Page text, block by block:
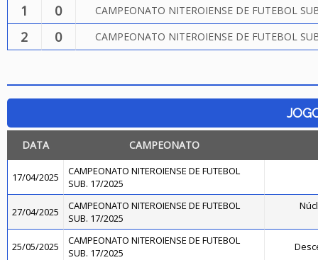
1 0 CAMPEONATO NITEROIENSE DE FUTEBOL
2 0 CAMPEONATO NITEROIENSE DE FUTEBOL
DATA CAMPEONATO
17/04/2025
CAMPEONATO NITEROIENSE DE FUTEBOL
SUB. 17/2025
27/04/2025
CAMPEONATO NITEROIENSE DE FUTEBOL
SUB. 17/2025
25/05/2025
CAMPEONATO NITEROIENSE DE FUTEBOL
SUB. 17/2025